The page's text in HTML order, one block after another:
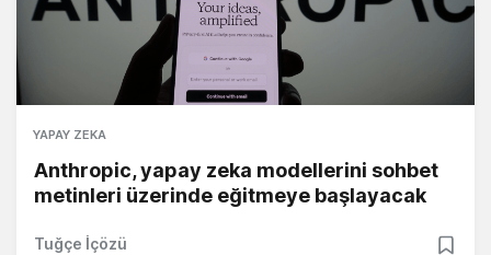
YAPAY ZEKA
Anthropic, yapay zeka modellerini sohbet
metinleri üzerinde eğitmeye başlayacak
Tuğçe İçözü